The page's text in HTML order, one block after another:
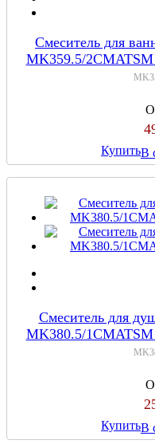
Cмеситель для
MK359.5/
КупитьВ
Смеситель для
MK380.5/
КупитьВ